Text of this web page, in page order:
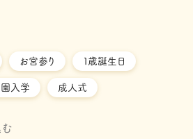
お宮参り １歳誕生日
園入学 成人式